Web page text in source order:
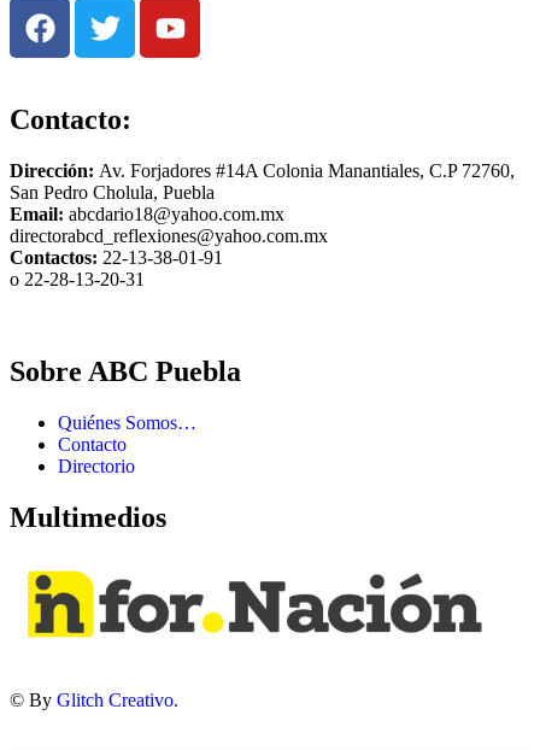
Contacto:
Dirección: Av. Forjadores #14A Colonia Manantiales, C.P 72760,
San Pedro Cholula, Puebla
Email: abcdario18@yahoo.com.mx
directorabcd_reflexiones@yahoo.com.mx
Contactos: 22-13-38-01-91
o 22-28-13-20-31
Sobre ABC Puebla
Quiénes Somos…
Contacto
Directorio
Multimedios
© By Glitch Creativo.